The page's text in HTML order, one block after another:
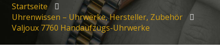
Startseite
Uhrenwissen – Uhrwerke, Hersteller, Zubehör
Valjoux 7760 Handaufzugs-Uhrwerke